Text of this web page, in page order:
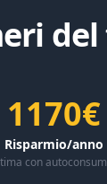
1170€
Risparmio/anno
con